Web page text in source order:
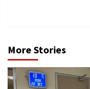
More Stories